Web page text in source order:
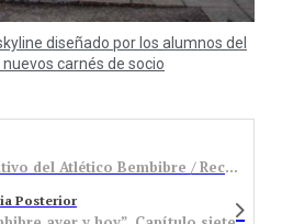
diseñado por los alumnos del
nuevos carnés de socio
Segundo triunfo consecutivo del Atlético Bembibre / Reconocimiento a Isidoro Cendón y Ginos
Posterior